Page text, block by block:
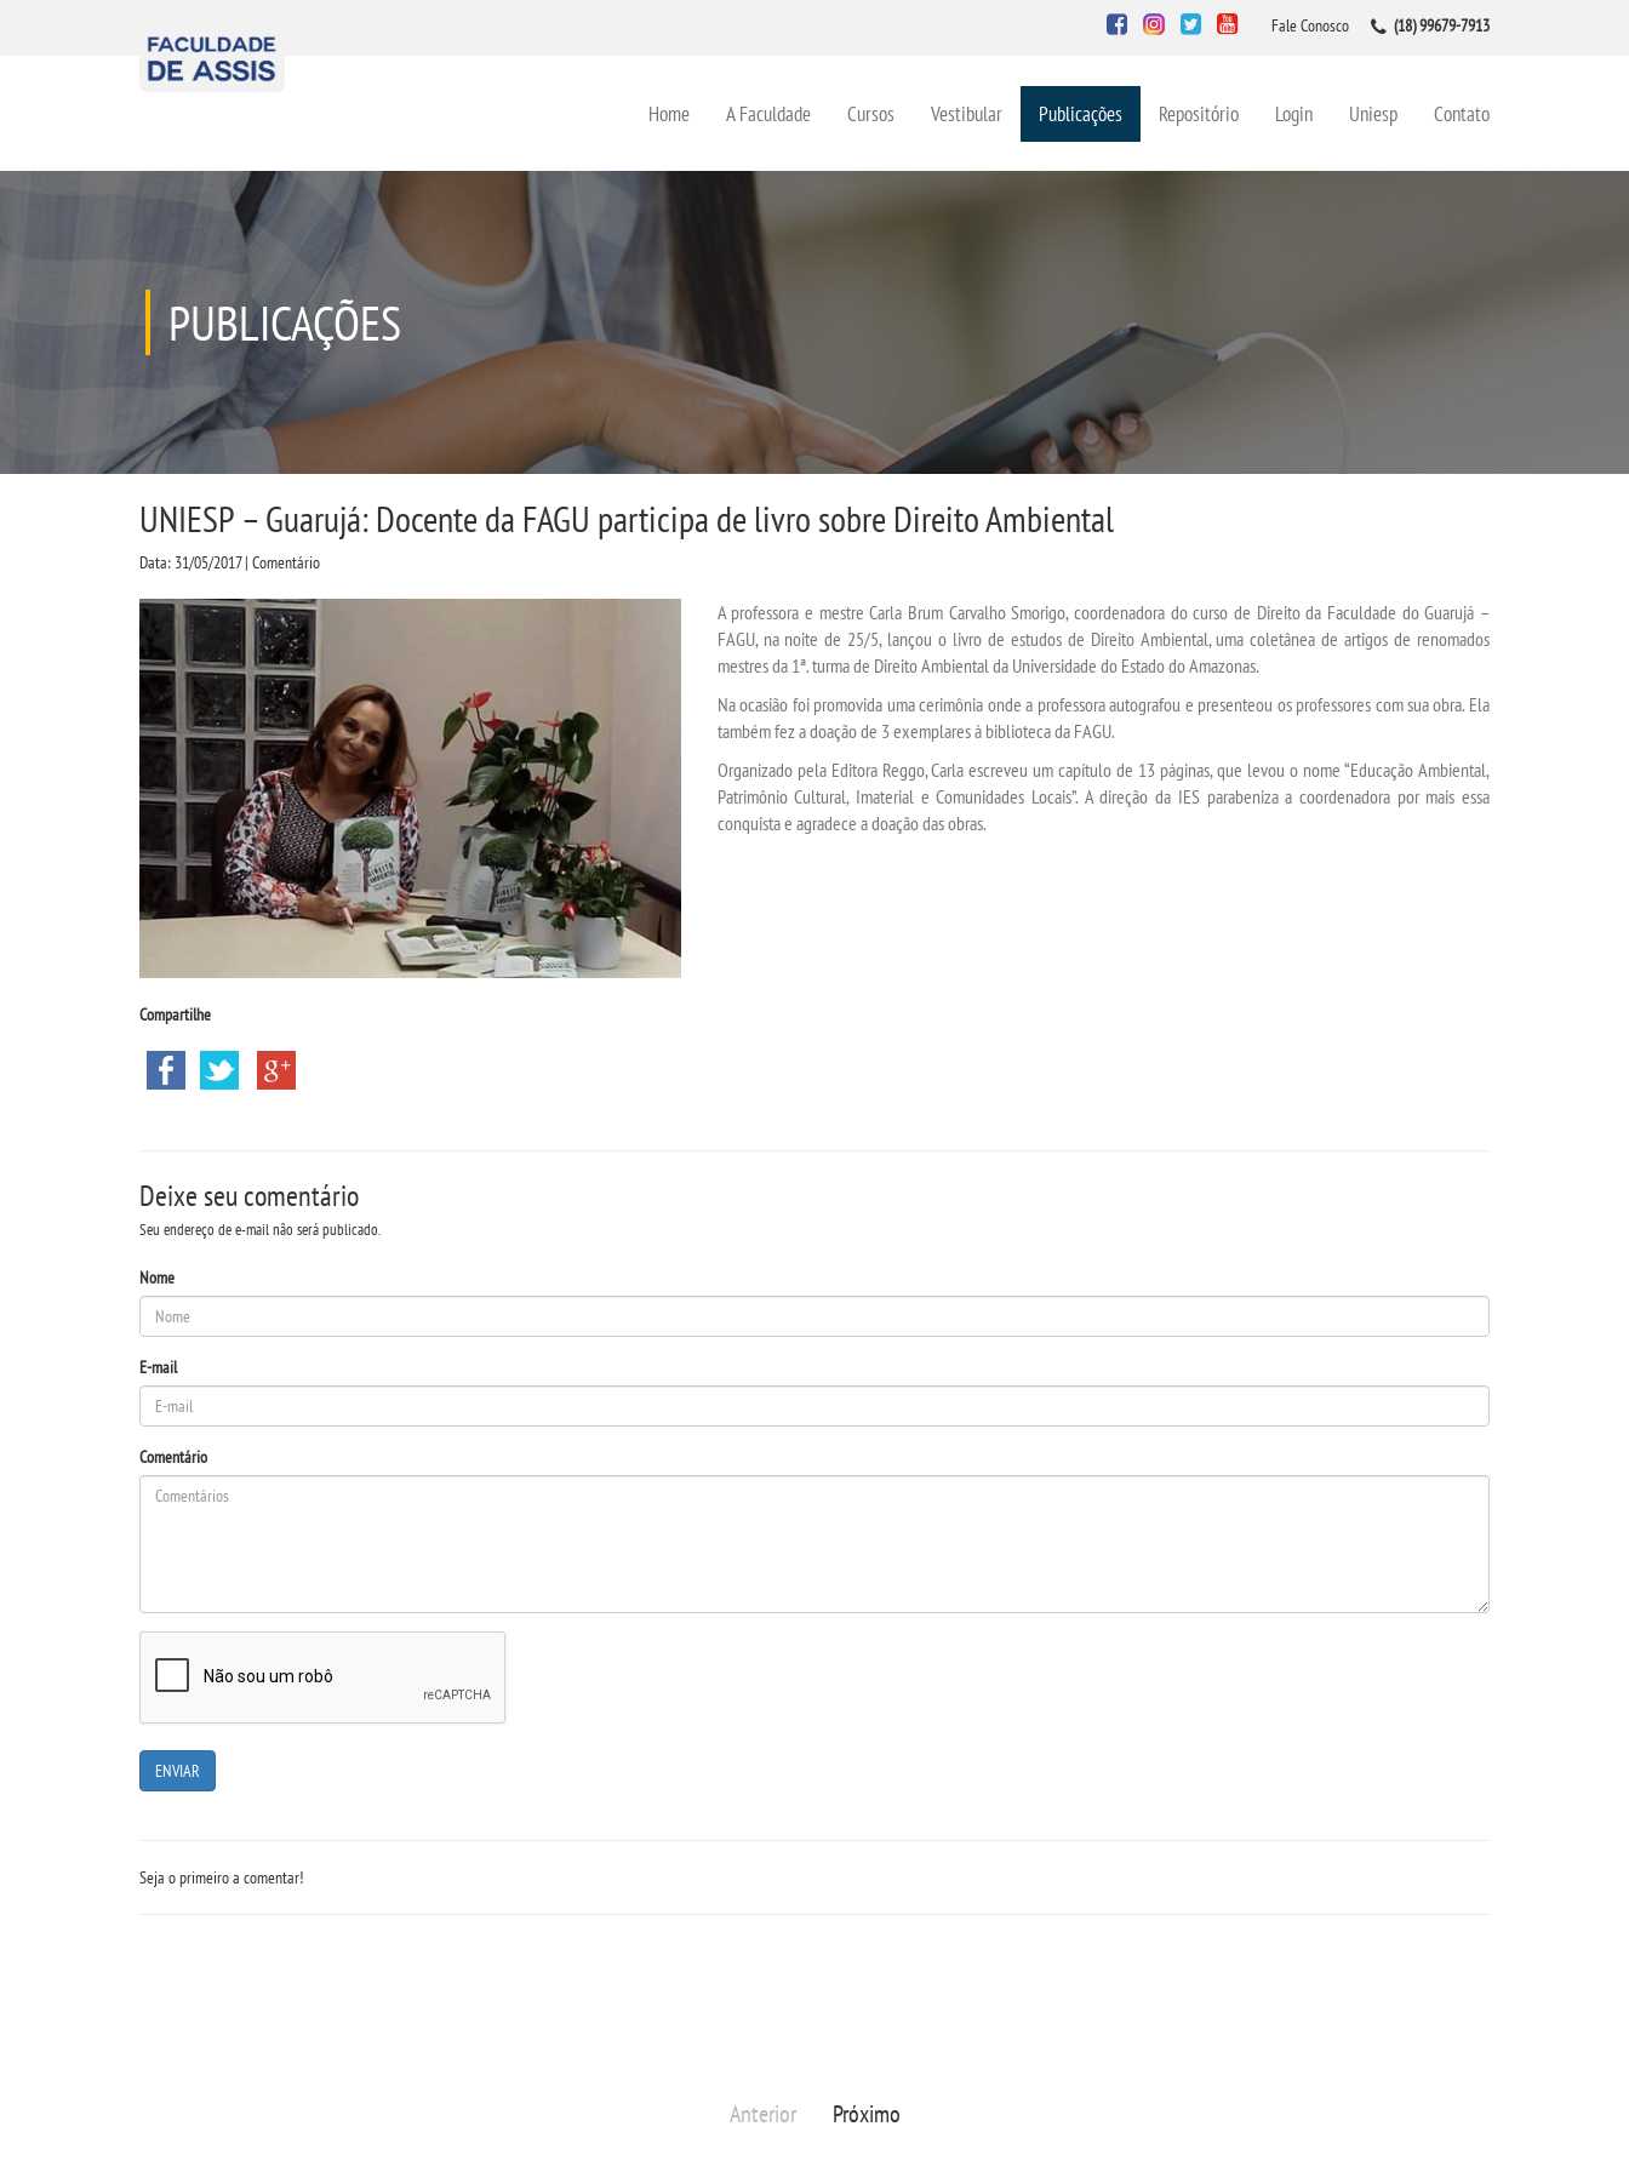
Fale Conosco (18) 99679-7913
Home A Faculdade Cursos Vestibular Publicações Repositório Login Uniesp Contato
PUBLICAÇÕES
UNIESP – Guarujá: Docente da FAGU participa de livro sobre Direito Ambiental
Data: 31/05/2017 | Comentário
Compartilhe
A professora e mestre Carla Brum Carvalho Smorigo, coordenadora do curso de Direito da Faculdade do Guarujá –
FAGU, na noite de 25/5, lançou o livro de estudos de Direito Ambiental, uma coletânea de artigos de renomados
mestres da 1ª. turma de Direito Ambiental da Universidade do Estado do Amazonas.
Na ocasião foi promovida uma cerimônia onde a professora autografou e presenteou os professores com sua obra. Ela
também fez a doação de 3 exemplares à biblioteca da FAGU.
Organizado pela Editora Reggo, Carla escreveu um capítulo de 13 páginas, que levou o nome “Educação Ambiental,
Patrimônio Cultural, Imaterial e Comunidades Locais”. A direção da IES parabeniza a coordenadora por mais essa
conquista e agradece a doação das obras.
Deixe seu comentário
Seu endereço de e-mail não será publicado.
Nome
E-mail
Comentário
Seja o primeiro a comentar!
Anterior Próximo